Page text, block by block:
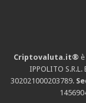
Criptovaluta.it®
IPPOLITO
302021000203789.